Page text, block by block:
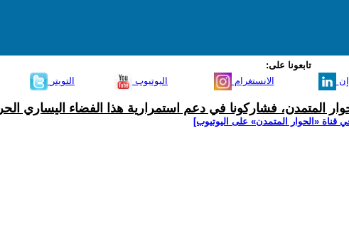
تابعونا على:
التويتر اليوتيوب الانستغرام
المتمدن، فشاركونا في دعم استمرارية هذا الفضاء اليساري الحر
قناة ‫«الحوار المتمدن» على اليوتيوب]